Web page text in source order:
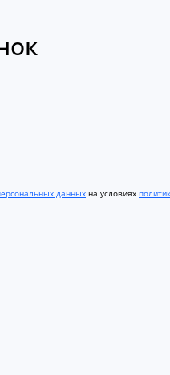
данных на условиях